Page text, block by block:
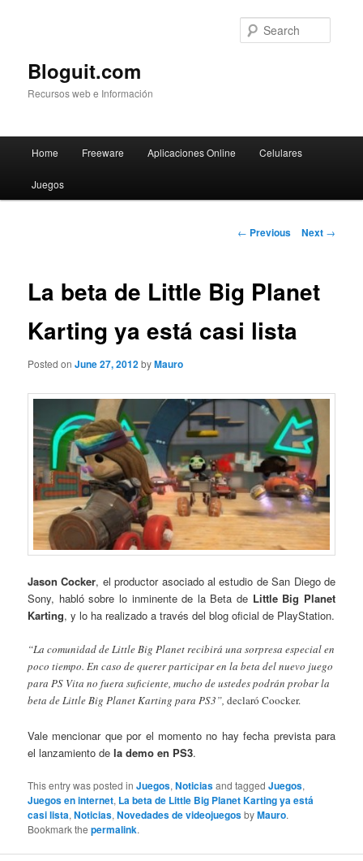
Bloguit.com
Recursos web e Información
Skip
to
Home Freeware Aplicaciones Online Celulares
Juegos
Post
← Previous Next →
La beta de Little Big Planet
Karting ya está casi lista
Posted onJune 27, 2012byMauro
Jason Cocker, el productor asociado al estudio de San Diego de
Sony, habló sobre lo inminente de la Beta de Little Big Planet
Karting, y lo ha realizado a través del blog oficial de PlayStation.
“La comunidad de Little Big Planet recibirá una sorpresa especial en
poco tiempo. En caso de querer participar en la beta del nuevo juego
para PS Vita no fuera suficiente, mucho de ustedes podrán probar la
beta de Little Big Planet Karting para PS3”,declaró Coocker.
Vale mencionar que por el momento no hay fecha prevista para
el lanzamiento dela demo en PS3.
This entry was posted inJuegos,Noticiasand taggedJuegos,
Juegos en internet, La beta de Little Big Planet Karting ya está
casi lista,Noticias,Novedades de videojuegosbyMauro.
Bookmark thepermalink.